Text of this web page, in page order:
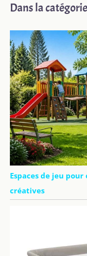
Dans la
Espaces de jeu
créatives